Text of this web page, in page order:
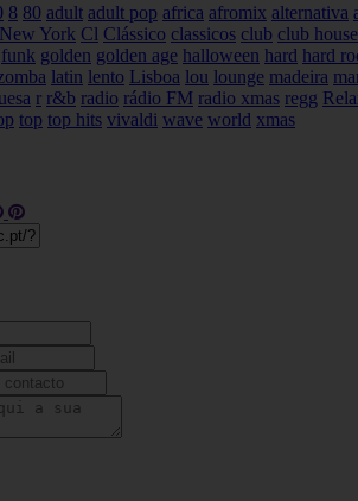
8 80 adult adult pop africa afromix alternativa
York Cl Clássico classicos club club house
funk golden golden age halloween hard hard
latin lento Lisboa lou lounge madeira
r r&b radio rádio FM radio xmas regg
top top hits vivaldi wave world xmas